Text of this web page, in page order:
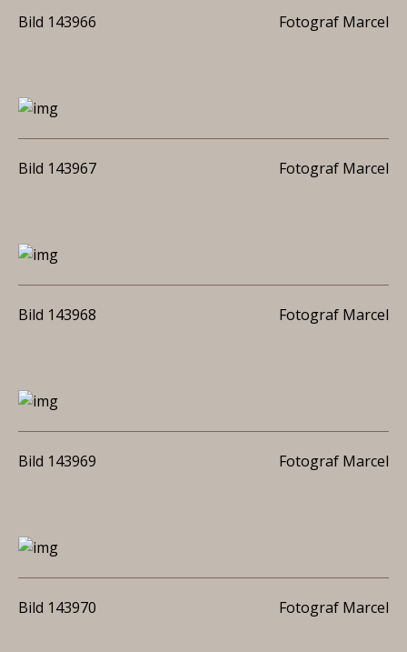
Bild 143966 Fotograf Marcel
Bild 143967 Fotograf Marcel
Bild 143968 Fotograf Marcel
Bild 143969 Fotograf Marcel
Bild 143970 Fotograf Marcel